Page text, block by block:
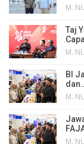
M.
Taj
M.
BI
M.
M.